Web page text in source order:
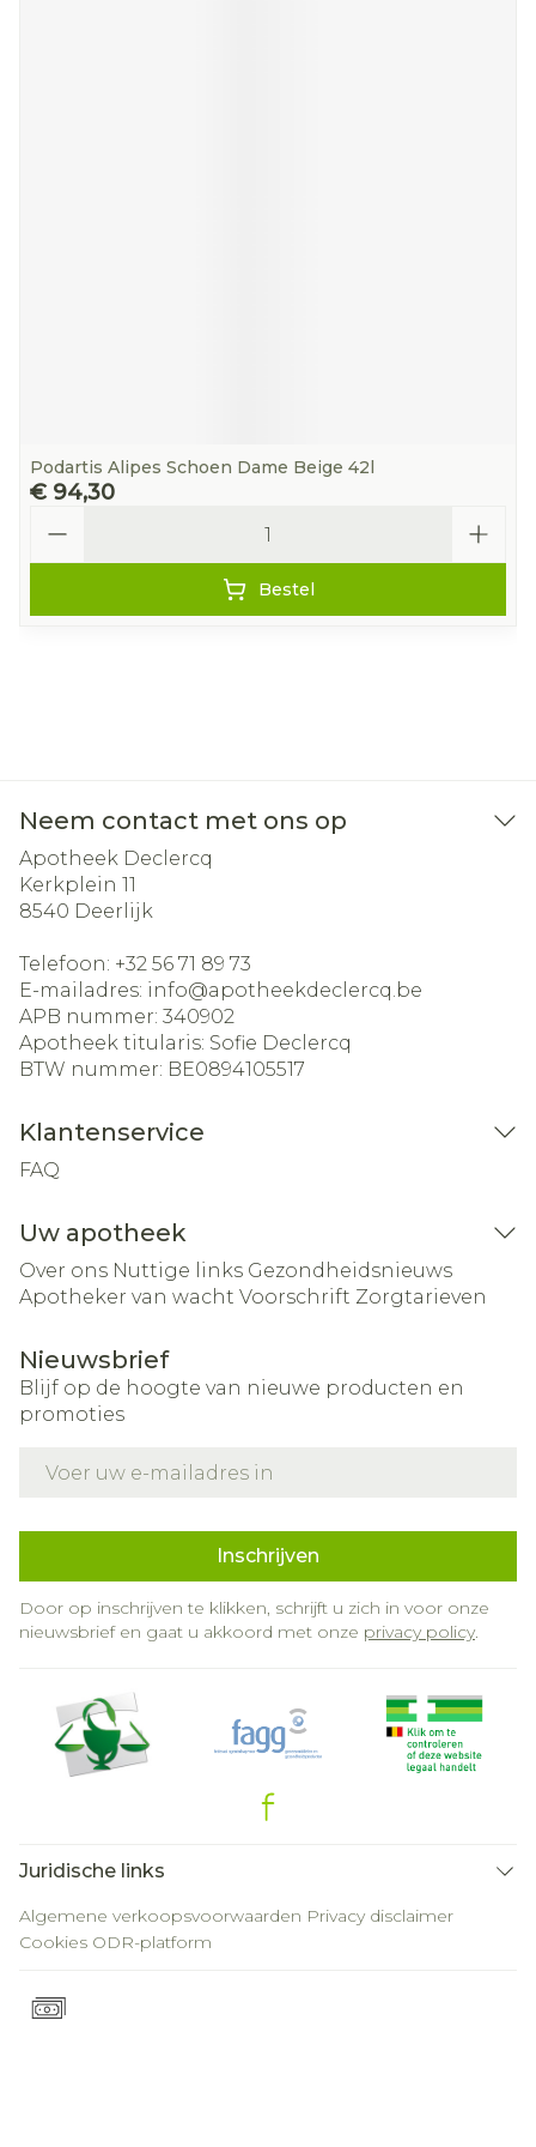
Podartis Alipes Schoen Dame Beige 42l
€ 94,30
Bestel
Neem contact met ons op
Apotheek Declercq
Kerkplein 11
8540 Deerlijk
Telefoon: +32 56 71 89 73
E-mailadres: info@apotheekdeclercq.be
APB nummer: 340902
Apotheek titularis: Sofie Declercq
BTW nummer: BE0894105517
Klantenservice
FAQ
Uw apotheek
Over ons Nuttige links Gezondheidsnieuws
Apotheker van wacht Voorschrift Zorgtarieven
Nieuwsbrief
Blijf op de hoogte van nieuwe producten en
promoties
Inschrijven
Door op inschrijven te klikken, schrijft u zich in voor onze
nieuwsbrief en gaat u akkoord met onze privacy policy.
Juridische links
Algemene verkoopsvoorwaarden Privacy disclaimer
Cookies ODR-platform